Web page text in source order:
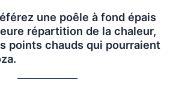
une poêle à fond épais
répartition de la chaleur,
points chauds qui pourraient